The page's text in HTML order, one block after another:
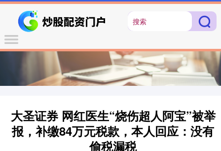
大圣证券 网红医生“烧伤超人阿宝”被举
报，补缴84万元税款，本人回应：没有
偷税漏税